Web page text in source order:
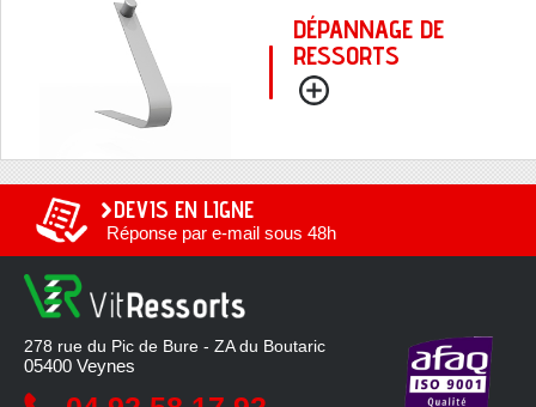
DÉPANNAGE DE
RESSORTS
DEVIS EN LIGNE
Réponse par e-mail sous 48h
278 rue du Pic de Bure - ZA du Boutaric
05400 Veynes